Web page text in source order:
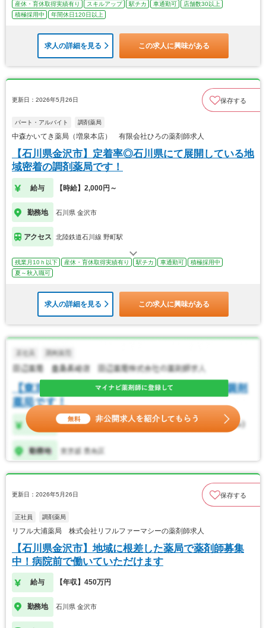
産休・育休取得実績有り
スキルアップ 駅チカ 車通勤可
店舗数30以上
積極採用中
年間休日120日以上
求人の詳細を見る この求人に興味がある
更新日：2026年5月26日 保存する
パート・アルバイト 調剤薬局
中森かいてき薬局（増泉本店） 有限会社ひろの薬剤師求人
【石川県金沢市】定着率◎石川県にて展開している地
域密着の調剤薬局です！
給与 【時給】2,000円～
勤務地 石川県 金沢市
アクセス 北陸鉄道石川線 野町駅
残業月10ｈ以下 産休・育休取得実績有り 駅チカ 車通勤可
積極採用中
夏～秋入職可
求人の詳細を見る この求人に興味がある
更新日：2026年5月26日 保存する
正社員 調剤薬局
リフル大浦薬局 株式会社リフルファーマシーの薬剤師求人
【石川県金沢市】地域に根差した薬局で薬剤師募集
中！病院前で働いていただけます
給与 【年収】450万円
勤務地 石川県 金沢市